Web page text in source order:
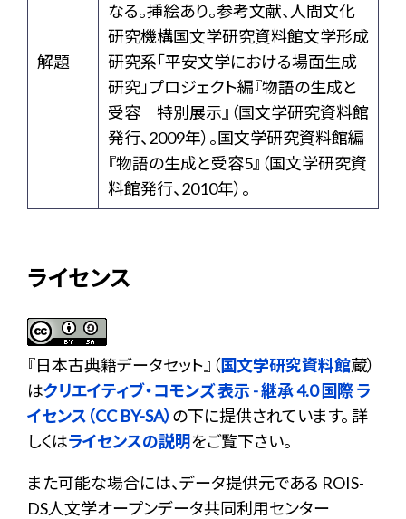
解題
なる。挿絵あり。参考文献、人間文化
研究機構国文学研究資料館文学形成
研究系「平安文学における場面生成
研究」プロジェクト編『物語の生成と
受容 特別展示』（国文学研究資料館
発行、2009年）。国文学研究資料館編
『物語の生成と受容5』（国文学研究資
料館発行、2010年）。
ライセンス
『日本古典籍データセット 』（国文学研究資料館蔵）
はクリエイティブ・コモンズ 表示 - 継承 4.0 国際 ラ
イセンス（CC BY-SA） の下に提供されています。 詳
しくはライセンスの説明をご覧下さい。
また可能な場合には、データ提供元である ROIS-
DS人文学オープンデータ共同利用センター